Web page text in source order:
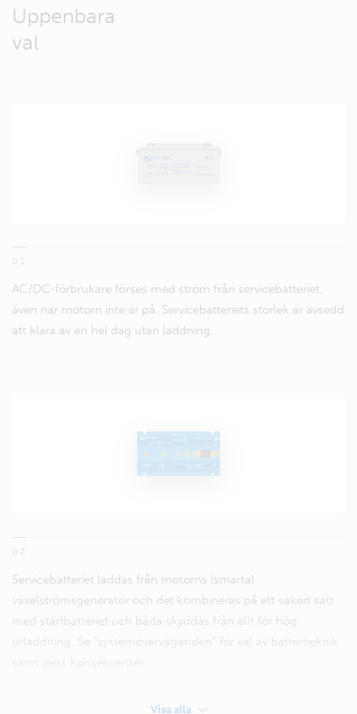
Uppenbara
val
01
AC/DC-förbrukare förses med ström från servicebatteriet,
även när motorn inte är på. Servicebatteriets storlek är avsedd
att klara av en hel dag utan laddning.
02
Servicebatteriet laddas från motorns (smarta)
växelströmsgenerator och det kombineras på ett säkert sätt
med startbatteriet och båda skyddas från allt för hög
urladdning. Se ”systemöverväganden” för val av batteriteknik
Visa alla